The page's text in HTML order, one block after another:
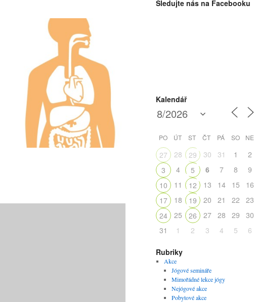
Sledujte nás na Facebooku
Kalendář
PO ÚT ST ČT PÁ SO NE
27 28 29 30 31 1
2
3
4 5 6 7 8
9
10
11 12 13 14 15
16
17
18 19 20 21 22
23
24
25 26 27 28 29
30
31
1 2 3 4 5 6
Rubriky
Akce
Jógové semináře
Mimořádné lekce jógy
Nejógové akce
Pobytové akce